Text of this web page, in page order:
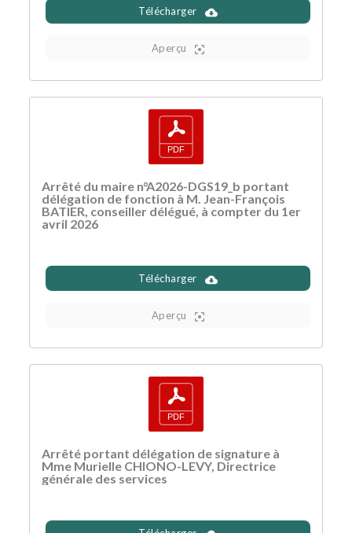
Télécharger
Aperçu
Arrêté du maire n°A2026-DGS19_b portant
délégation de fonction à M. Jean-François
BATIER, conseiller délégué, à compter du 1er
avril 2026
Télécharger
Aperçu
Arrêté portant délégation de signature à
Mme Murielle CHIONO-LEVY, Directrice
générale des services